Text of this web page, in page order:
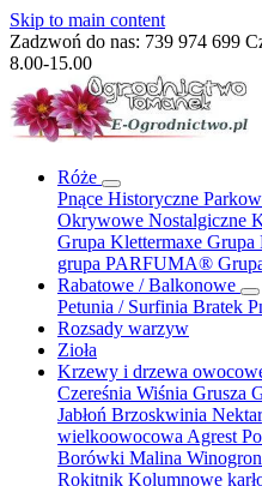
Skip to main content
Zadzwoń do nas: 739 974 699
8.00-15.00
Róże
Pnące Historyczne
Okrywowe Nostalgiczne
Grupa Klettermaxe Grupa
grupa PARFUMA®
Rabatowe / Balkonowe
Petunia / Surfinia Bratek
Rozsady warzyw
Zioła
Krzewy i drzewa
Czereśnia Wiśnia Grusza
Jabłoń Brzoskwinia
wielkoowocowa Agrest
Borówki Malina
Rokitnik Kolumnowe